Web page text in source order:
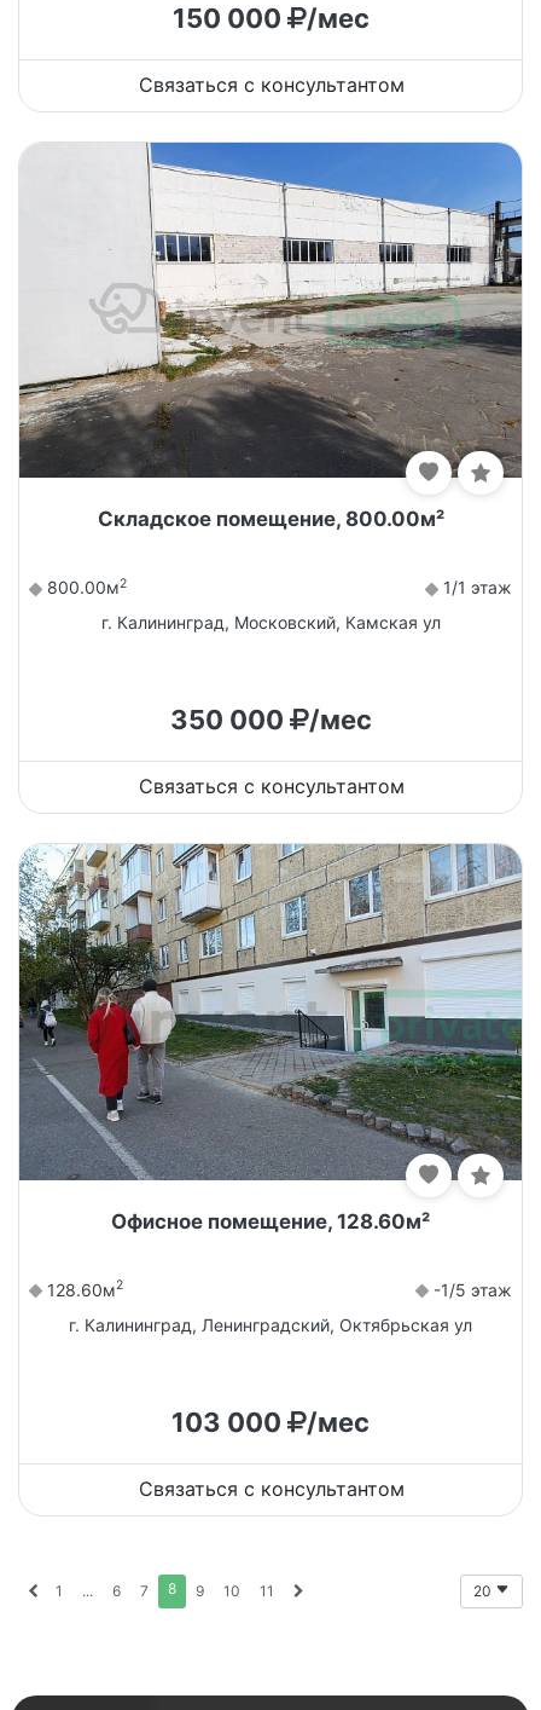
150 000 /мес
Связаться с консультантом
Складское помещение, 800.00м²
800.00м2
1/1 этаж
г. Калининград, Московский, Камская ул
350 000 /мес
Связаться с консультантом
Офисное помещение, 128.60м²
128.60м2
-1/5 этаж
г. Калининград, Ленинградский, Октябрьская ул
103 000 /мес
Связаться с консультантом
1 ... 6 7 8 9 10 11 20